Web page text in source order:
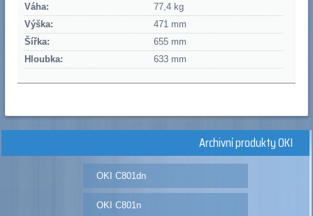
Váha:
77,4 kg
Výška:
471 mm
Šířka:
655 mm
Hloubka:
633 mm
Archivní produkty OKI
OKI C801dn
OKI C801n